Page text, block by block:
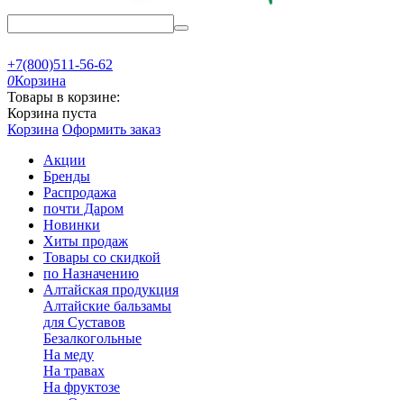
+7(800)511-56-62
0Корзина
Товары в корзине:
Корзина пуста
Корзина Оформить заказ
Акции
Бренды
Распродажа
почти Даром
Новинки
Хиты продаж
Товары со скидкой
по Назначению
Алтайская продукция
Алтайские бальзамы
для Суставов
Безалкогольные
На меду
На травах
На фруктозе